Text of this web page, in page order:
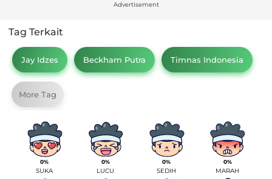
Advertisement
Tag Terkait
Jay Idzes Beckham Putra Timnas Indonesia
More Tag
0%
SUKA
0%
LUCU
0%
SEDIH
0%
MARAH